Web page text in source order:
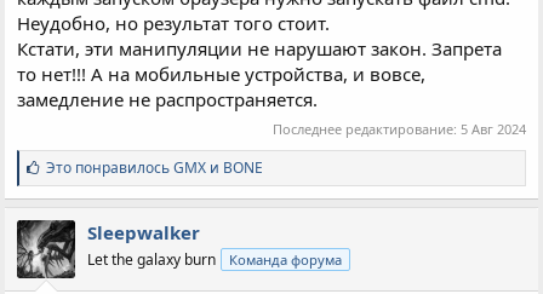
Неудобно, но результат того стоит.
Кстати, эти манипуляции не нарушают закон. Запрета
то нет!!! А на мобильные устройства, и вовсе,
замедление не распространяется.
Последнее редактирование: 5 Авг 2024
С
и
м
п
а
т
и
Это понравилосьGMX и BONE
Sleepwalker
Let the galaxy burn Команда форума